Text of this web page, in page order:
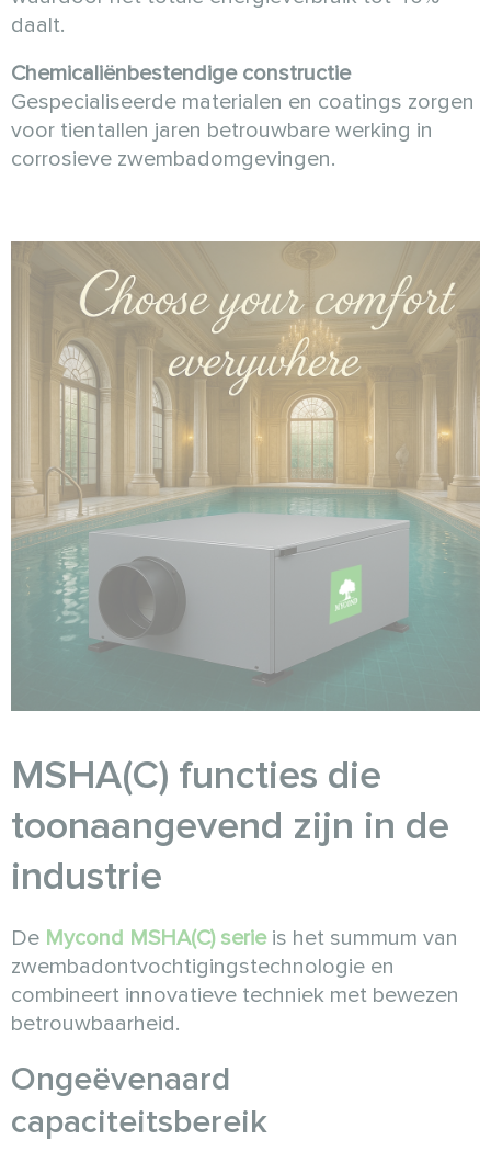
daalt.
Chemicaliënbestendige constructie
Gespecialiseerde materialen en coatings zorgen
voor tientallen jaren betrouwbare werking in
corrosieve zwembadomgevingen.
MSHA(C) functies die
toonaangevend zijn in de
industrie
De Mycond MSHA(C) serieis het summum van
zwembadontvochtigingstechnologie en
combineert innovatieve techniek met bewezen
betrouwbaarheid.
Ongeëvenaard
capaciteitsbereik